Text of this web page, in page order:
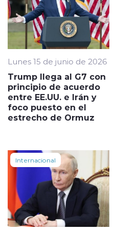
Lunes 15 de junio de 2026
Trump llega al G7 con
principio de acuerdo
entre EE.UU. e Irán y
foco puesto en el
estrecho de Ormuz
Internacional